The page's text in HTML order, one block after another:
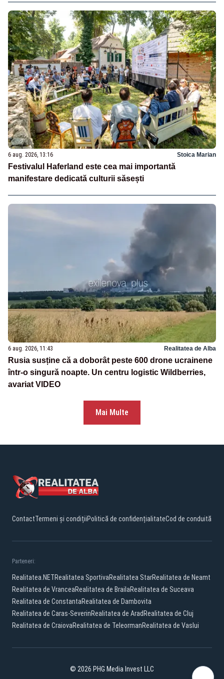
6 aug. 2026, 13:16 Stoica Marian
Festivalul Haferland este cea mai importantă
manifestare dedicată culturii săsești
6 aug. 2026, 11:43 Realitatea de Alba
Rusia susține că a doborât peste 600 drone ucrainene
într-o singură noapte. Un centru logistic Wildberries,
avariat VIDEO
Mai Multe
ContactTermeni și condițiiPolitică de confidențialitateCod de conduită
Parteneri:
Realitatea.NETRealitatea SportivaRealitatea StarRealitatea de Neamt
Realitatea de VranceaRealitatea de BrailaRealitatea de Suceava
Realitatea de ConstantaRealitatea de Dambovita
Realitatea de Caras-SeverinRealitatea de Arad Realitatea de Cluj
Realitatea de CraiovaRealitatea de TeleormanRealitatea de Vaslui
© 2026 PHG Media Invest LLC